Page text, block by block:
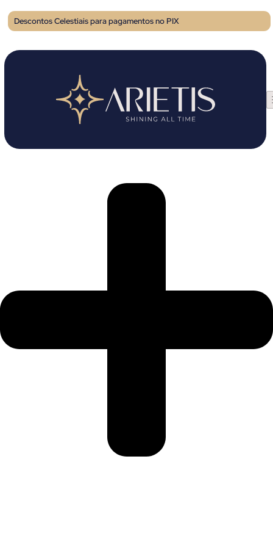
Descontos Celestiais para pagamentos no PIX